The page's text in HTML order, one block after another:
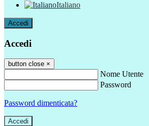
Italiano
Accedi
Accedi
button close ×
Nome Utente
Password
Password dimenticata?